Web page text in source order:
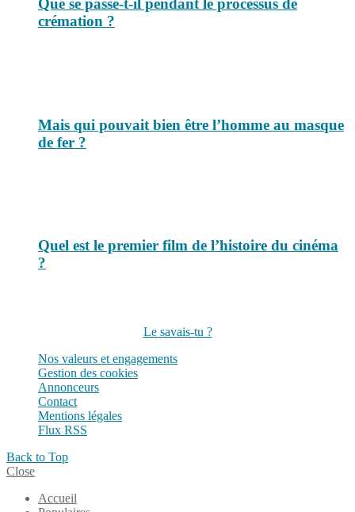
Que se passe-t-il pendant le processus de
crémation ?
Mais qui pouvait bien être l’homme au masque
de fer ?
Quel est le premier film de l’histoire du cinéma
?
Le savais-tu ?
Nos valeurs et engagements
Gestion des cookies
Annonceurs
Contact
Mentions légales
Flux RSS
Back to Top
Close
Accueil